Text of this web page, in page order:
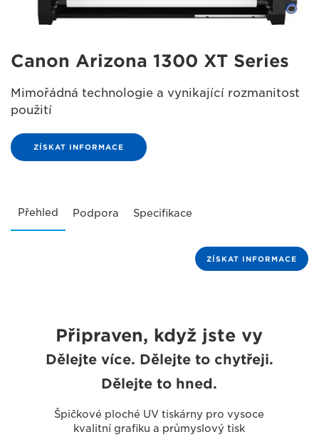
Canon Arizona 1300 XT Series
Mimořádná technologie a vynikající rozmanitost
použití
ZÍSKAT INFORMACE
Přehled Podpora Specifikace
ZÍSKAT INFORMACE
Připraven, když jste vy
Dělejte více. Dělejte to chytřeji.
Dělejte to hned.
Špičkové ploché UV tiskárny pro vysoce
kvalitní grafiku a průmyslový tisk